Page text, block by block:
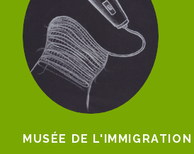
MUSÉE DE L'IMMIGRATION